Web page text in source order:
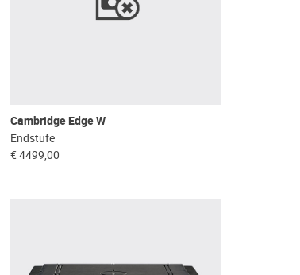
Cambridge Edge W
Endstufe
€ 4499,00